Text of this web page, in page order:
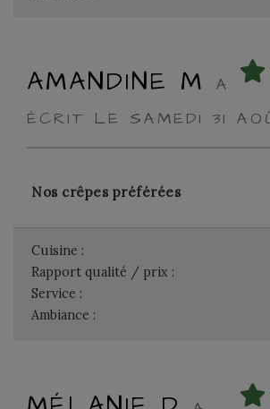
AMANDINE M
A
ÉCRIT LE SAMEDI 31
Nos crêpes préférées
Cuisine :
Rapport qualité / prix :
Service :
Ambiance :